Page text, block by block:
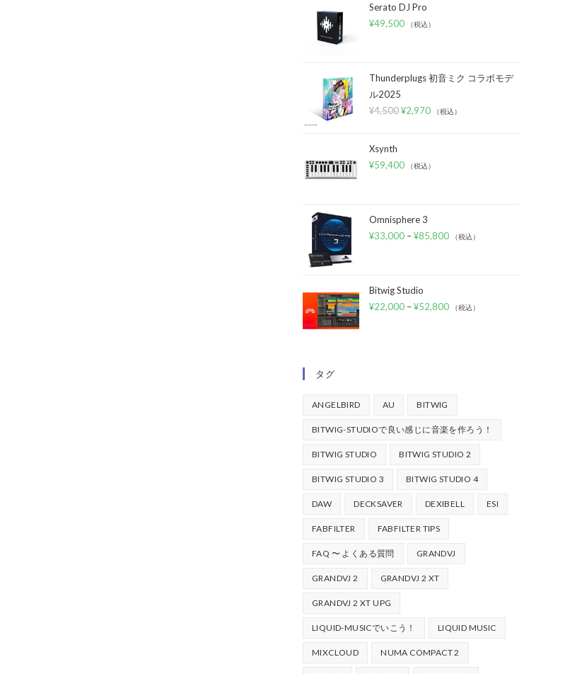
Serato DJ Pro
¥49,500 （税込）
Thunderplugs 初音ミク コラボモデ
ル2025
¥4,500¥2,970 （税込）
Xsynth
¥59,400 （税込）
Omnisphere 3
¥33,000 –¥85,800 （税込）
Bitwig Studio
¥22,000 –¥52,800 （税込）
タグ
ANGELBIRD AU BITWIG
BITWIG-STUDIOで良い感じに音楽を作ろう！
BITWIG STUDIO BITWIG STUDIO 2
BITWIG STUDIO 3 BITWIG STUDIO 4
DAW DECKSAVER DEXIBELL ESI
FABFILTER FABFILTER TIPS
FAQ 〜 よくある質問 GRANDVJ
GRANDVJ 2 GRANDVJ 2 XT
GRANDVJ 2 XT UPG
LIQUID-MUSICでいこう！ LIQUID MUSIC
MIXCLOUD NUMA COMPACT 2